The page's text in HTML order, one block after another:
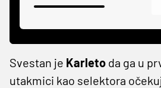
Svestan je Karleto da ga u
utakmici kao selektora